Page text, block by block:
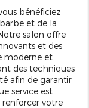
bénéficiez
et de la
salon offre
et des
moderne et
des techniques
afin de garantir
service est
votre